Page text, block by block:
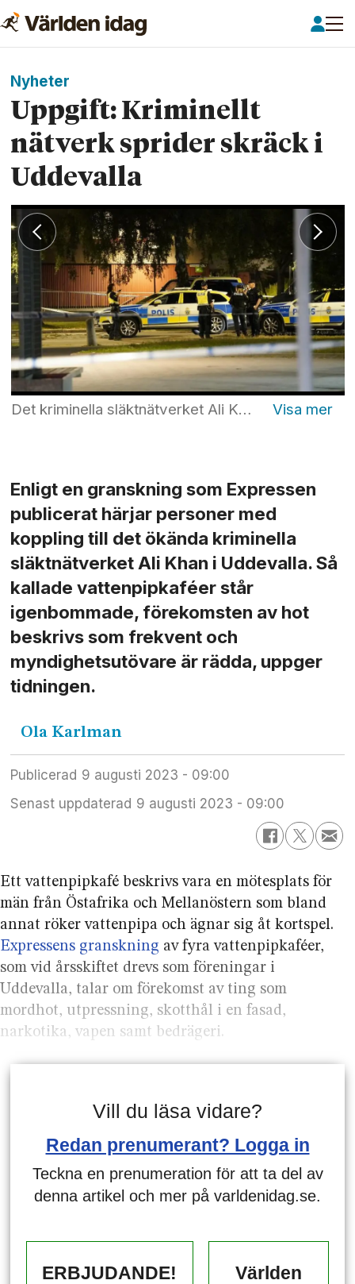
Nyheter
Uppgift: Kriminellt
nätverk sprider skräck i
Uddevalla
Det kriminella släktnätverket Ali Khan etablerade sig i Sverige redan under 1980-talet och härjar mestadels i Göteborgs-området. Foto: Björn Larsson Rosvall/TT
Enligt en granskning som Expressen
publicerat härjar personer med
koppling till det ökända kriminella
släktnätverket Ali Khan i Uddevalla. Så
kallade vattenpipkaféer står
igenbommade, förekomsten av hot
beskrivs som frekvent och
myndighetsutövare är rädda, uppger
tidningen.
Ola Karlman
Publicerad
9 augusti 2023 - 09:00
Senast uppdaterad
9 augusti 2023 - 09:00
Ett vattenpipkafé beskrivs vara en mötesplats för
män från Östafrika och Mellanöstern som bland
annat röker vattenpipa och ägnar sig åt kortspel.
Expressens granskning av fyra vattenpipkaféer,
som vid årsskiftet drevs som föreningar i
Uddevalla, talar om förekomst av ting som
mordhot, utpressning, skotthål i en fasad,
narkotika, vapen samt bedrägeri.
Vill du läsa vidare?
Redan prenumerant? Logga in
Teckna en prenumeration för att ta del av
denna artikel och mer på varldenidag.se.
ERBJUDANDE!
Världen